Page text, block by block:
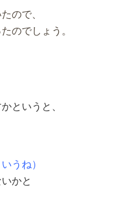
ので、
のでしょう。
というと、
うね）
かと